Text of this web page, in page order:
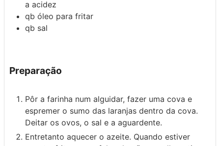
a acidez
qb óleo para fritar
qb sal
Preparação
Pôr a farinha num alguidar, fazer uma cova e
espremer o sumo das laranjas dentro da cova.
Deitar os ovos, o sal e a aguardente.
Entretanto aquecer o azeite. Quando estiver